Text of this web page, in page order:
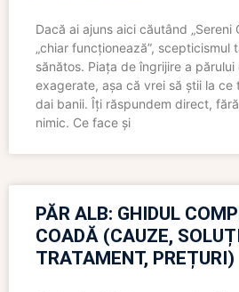
Dacă ai ajuns aici căutând „Sereni
„chiar funcționează”, scepticismul
sănătos. Piața de îngrijire a
exagerate, așa că vrei să știi la ce
dai banii. Îți răspundem direct,
nimic. Ce face și
PĂR ALB: GHIDUL
COADĂ (CAUZE,
TRATAMENT, PREȚURI)